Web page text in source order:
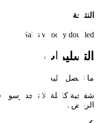
النتيجة
Sales velocity doubled.
التسليمات
ما تحصل عليه
شفافية كاملة. لا توجد رسوم
الرياض .